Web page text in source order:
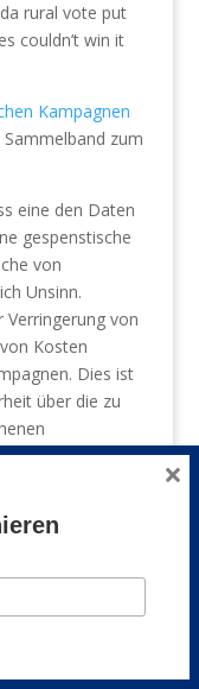
rural vote put
couldn’t win it
Kampagnen
zum
eine den Daten
gespenstische
von
Unsinn.
von
Kosten
Dies ist
über die zu
die Qualität der
darauf
grundsätzlich
im
über das
sind und die
×